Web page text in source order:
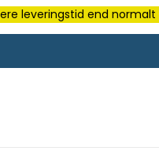
leveringstid end